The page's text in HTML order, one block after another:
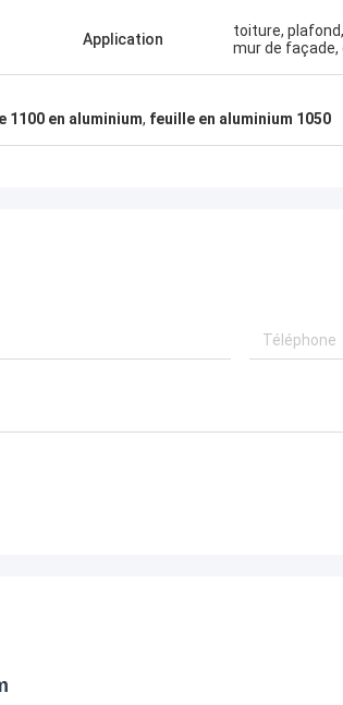
Application
toiture,
mur de façade,
1100 en aluminium, feuille en aluminium 1050